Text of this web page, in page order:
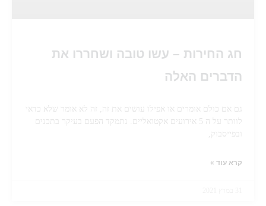
חג החירות – עשו טובה ושחררו את
הדברים האלה
גם אם כולם אומרים או אפילו עושים את זה, זה לא אומר שלא כדאי
לוותר על ה 5 אירועים אקטואליים. נתמקד הפעם בעיקר בתכנים
ובפייסבוק,
קרא עוד »